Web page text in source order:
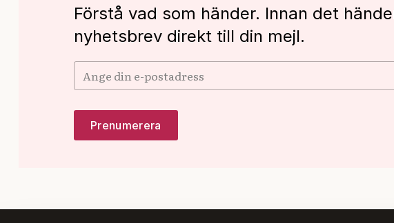
Förstå vad som händer. Innan det
nyhetsbrev direkt till din mejl.